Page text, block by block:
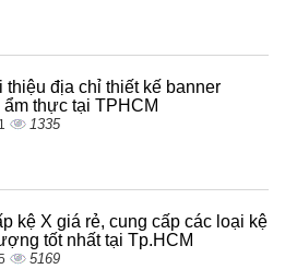
thiệu địa chỉ thiết kế banner
ẩm thực tại TPHCM
1335
kệ X giá rẻ, cung cấp các loại kệ
tốt nhất tại Tp.HCM
5169